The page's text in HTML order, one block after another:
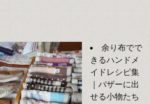
余り布でで
きるハンドメ
イドレシピ集
｜バザーに出
せる小物たち